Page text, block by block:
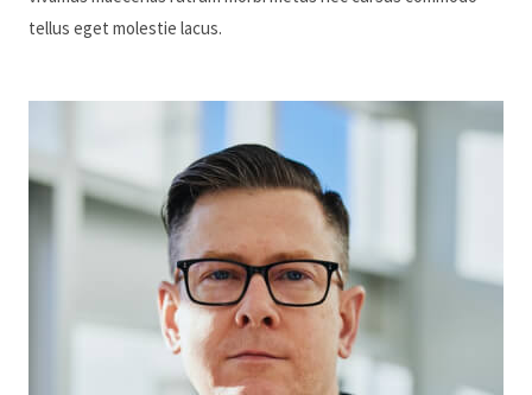
tellus eget molestie lacus.